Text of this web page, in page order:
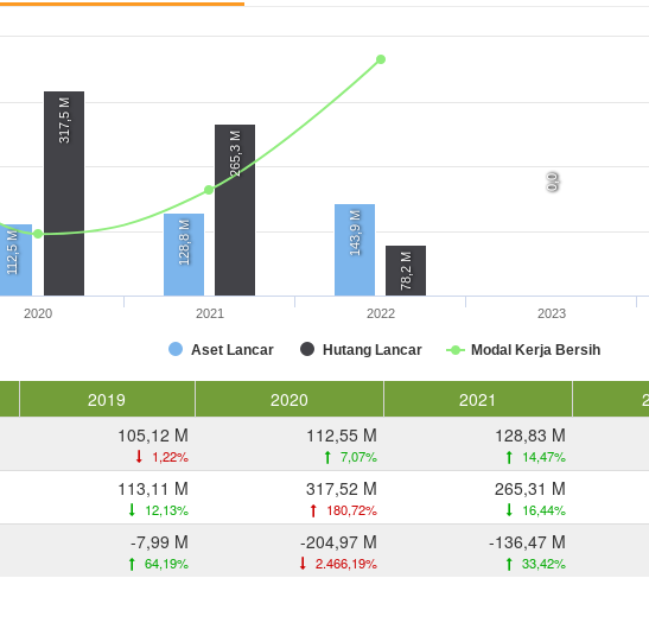
112,5 M 128,8 M 143,9 M
0,0
317,5 M
265,3 M
78,2 M
0,0
Aset Lancar Hutang Lancar Modal Kerja Bersih
2020 2021 2022 2023
2019 2020 2021
105,12 M
1,22%
112,55 M
7,07%
128,83 M
14,47%
113,11 M
12,13%
317,52 M
180,72%
265,31 M
16,44%
-7,99 M
64,19%
-204,97 M
2.466,19%
-136,47 M
33,42%